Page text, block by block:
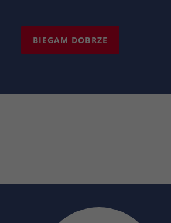
BIEGAM DOBRZE